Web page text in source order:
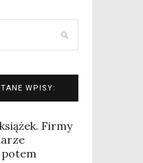
WPISY:
Firmy